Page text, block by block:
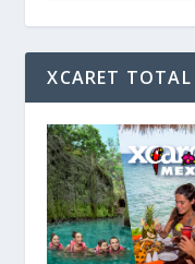
XCARET TOTAL